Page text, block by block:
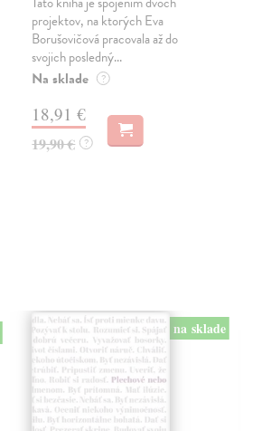
projektov, na ktorých Eva
Borušovičová pracovala až do
svojich posledný...
Na sklade ?
18,91 €
19,90 € ?
na sklade